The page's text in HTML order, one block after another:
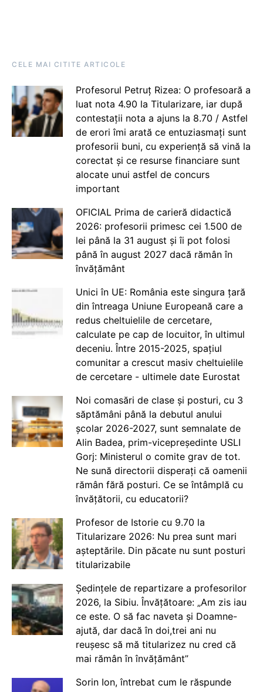
CELE MAI CITITE ARTICOLE
Profesorul Petruț Rizea: O profesoară a
luat nota 4.90 la Titularizare, iar după
contestații nota a ajuns la 8.70 / Astfel
de erori îmi arată ce entuziasmați sunt
profesorii buni, cu experiență să vină la
corectat și ce resurse financiare sunt
alocate unui astfel de concurs
important
OFICIAL Prima de carieră didactică
2026: profesorii primesc cei 1.500 de
lei până la 31 august și îi pot folosi
până în august 2027 dacă rămân în
învățământ
Unici în UE: România este singura țară
din întreaga Uniune Europeană care a
redus cheltuielile de cercetare,
calculate pe cap de locuitor, în ultimul
deceniu. Între 2015-2025, spațiul
comunitar a crescut masiv cheltuielile
de cercetare - ultimele date Eurostat
Noi comasări de clase și posturi, cu 3
săptămâni până la debutul anului
școlar 2026-2027, sunt semnalate de
Alin Badea, prim-vicepreședinte USLI
Gorj: Ministerul o comite grav de tot.
Ne sună directorii disperați că oamenii
rămân fără posturi. Ce se întâmplă cu
învățătorii, cu educatorii?
Profesor de Istorie cu 9.70 la
Titularizare 2026: Nu prea sunt mari
așteptările. Din păcate nu sunt posturi
titularizabile
Ședințele de repartizare a profesorilor
2026, la Sibiu. Învățătoare: „Am zis iau
ce este. O să fac naveta și Doamne-
ajută, dar dacă în doi,trei ani nu
reușesc să mă titularizez nu cred că
mai rămân în învățământ”
Sorin Ion, întrebat cum le răspunde